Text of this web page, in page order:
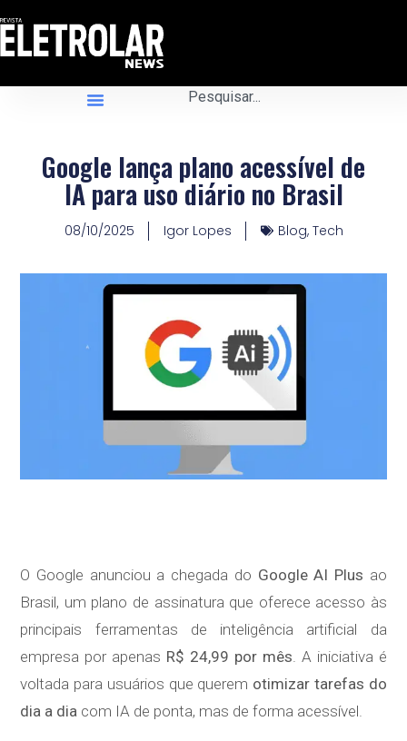
Google lança plano acessível de
IA para uso diário no Brasil
08/10/2025 Igor Lopes Blog, Tech
O Google anunciou a chegada do Google AI Plus ao
Brasil, um plano de assinatura que oferece acesso às
principais ferramentas de inteligência artificial da
empresa por apenas R$ 24,99 por mês . A iniciativa é
voltada para usuários que querem otimizar tarefas do
dia a dia com IA de ponta, mas de forma acessível.